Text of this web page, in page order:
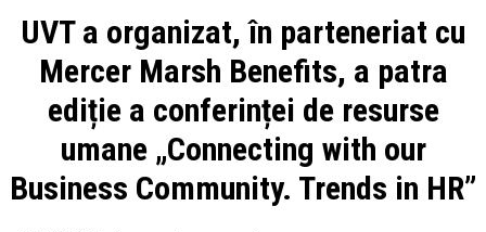
UVT a organizat, în parteneriat cu
Mercer Marsh Benefits, a patra
ediție a conferinței de resurse
umane „Connecting with our
Business Community. Trends in HR”